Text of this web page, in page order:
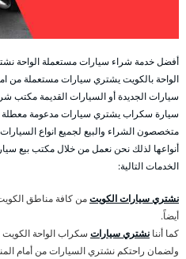
أفضل خدمة شراء سيارات مستعملة الواحة
الواحة بالكويت يشتري سيارات مستعملة من
سيارات الجديدة أو السيارات القديمة مكتب
سيارة سكراب يشتري سيارات مدعومة
متخصصون الشراء والبيع لجميع انواع
أنواعها لذلك نحن نعمل من خلال مكتب بيع
الخدمات التالية:
نشتري سيارات الكويتمن كافة مناطق
أيضاً.
كما أننا نشتري سيارات سكراب الواحة الكويت
ولضمان راحتكم نشتري السيارات من أمام